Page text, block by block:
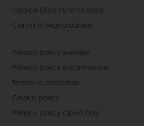
Codice Etico Puratos Italia
Canali di segnalazione
Privacy policy website
Privacy policy e-commerce
Termini e condizioni
Cookie policy
Privacy policy Open Day